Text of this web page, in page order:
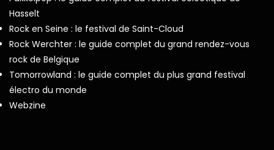
Hasselt
Rock en Seine : le festival de Saint-Cloud
Rock Werchter : le guide complet du grand rendez-vous
rock de Belgique
Tomorrowland : le guide complet du plus grand festival
électro du monde
Webzine